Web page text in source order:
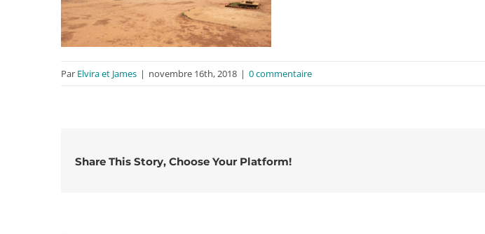
Par Elvira et James | novembre 16th, 2018 | 0 commentaire
Share This Story, Choose Your Platform!